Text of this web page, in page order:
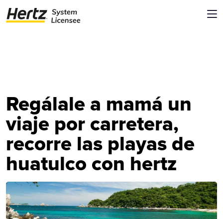
Regálale a mamá un
viaje por carretera,
recorre las playas de
huatulco con hertz